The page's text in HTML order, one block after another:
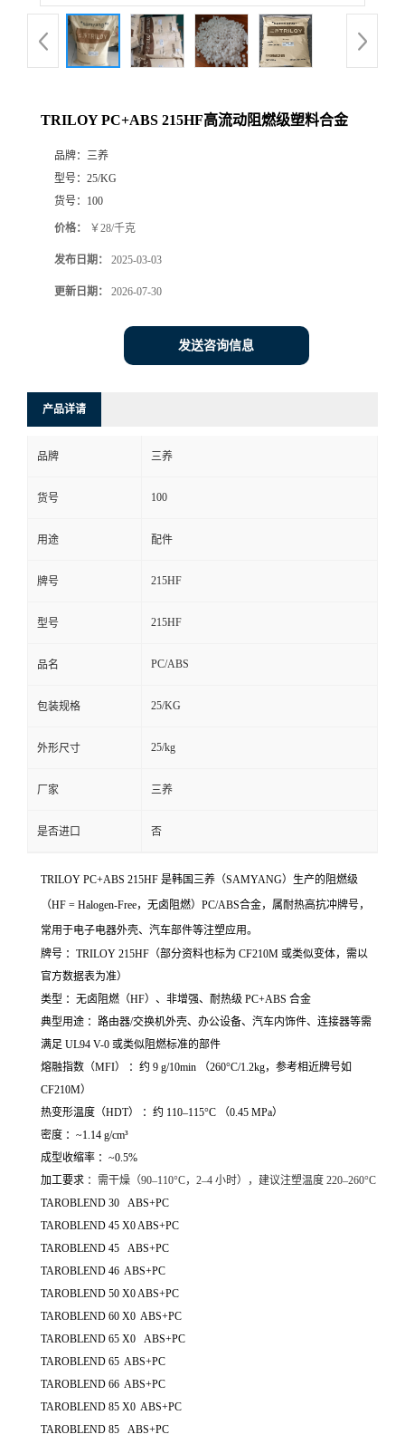
TRILOY PC+ABS 215HF高流动阻燃级塑料合金
品牌： 三养
型号： 25/KG
货号： 100
价格： ￥28/千克
发布日期： 2025-03-03
更新日期： 2026-07-30
发送咨询信息
产品详请
品牌 三养
货号 100
用途 配件
牌号 215HF
型号 215HF
品名 PC/ABS
包装规格 25/KG
外形尺寸 25/kg
厂家 三养
是否进口 否
TRILOY PC+ABS 215HF 是韩国三养（SAMYANG）生产的阻燃级
（HF = Halogen-Free，无卤阻燃）PC/ABS合金，属耐热高抗冲牌号，
常用于电子电器外壳、汽车部件等注塑应用。
牌号 ：TRILOY 215HF（部分资料也标为 CF210M 或类似变体，需以
官方数据表为准）
类型 ：无卤阻燃（HF）、非增强、耐热级 PC+ABS 合金
典型用途 ：路由器/交换机外壳、办公设备、汽车内饰件、连接器等需
满足 UL94 V-0 或类似阻燃标准的部件
熔融指数（MFI） ：约 9 g/10min （260°C/1.2kg，参考相近牌号如
CF210M）
热变形温度（HDT） ：约 110–115°C （0.45 MPa）
密度 ：~1.14 g/cm³
成型收缩率 ：~0.5%
加工要求 ：需干燥（90–110°C，2–4 小时），建议注塑温度 220–260°C
TAROBLEND 30 ABS+PC
TAROBLEND 45 X0 ABS+PC
TAROBLEND 45 ABS+PC
TAROBLEND 46 ABS+PC
TAROBLEND 50 X0 ABS+PC
TAROBLEND 60 X0 ABS+PC
TAROBLEND 65 X0 ABS+PC
TAROBLEND 65 ABS+PC
TAROBLEND 66 ABS+PC
TAROBLEND 85 X0 ABS+PC
TAROBLEND 85 ABS+PC